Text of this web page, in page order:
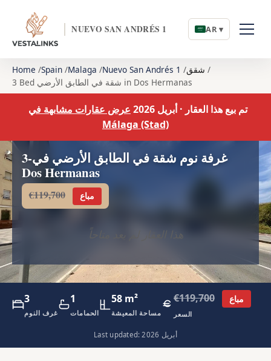
NUEVO SAN ANDRÉS 1 AR ▾
Home Spain Malaga Nuevo San Andrés 1
شقق
3 Bed شقة في الطابق الأرضي in Dos Hermanas
تم بيع هذا العقار · أبريل 2026
عرض عقارات مشابهة في
Málaga (Stad)
3-غرفة نوم شقة في الطابق الأرضي في
Dos Hermanas
€119,700 مباع
هذا العقار لم يعد متاحاً
3
غرف النوم
1
الحمامات
58 m²
مساحة المعيشة
€119,700 مباع
السعر
Last updated: أبريل 2026